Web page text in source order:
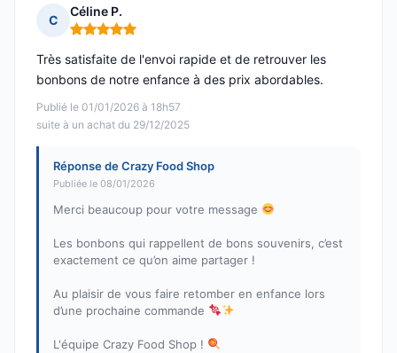
C
Céline P.
Note : 5 sur 5
Publié le 01/01/2026 à 18h57
suite à un achat du 29/12/2025
Très satisfaite de l'envoi rapide et de retrouver les
bonbons de notre enfance à des prix abordables.
Réponse de Crazy Food Shop
Publiée le 08/01/2026
Merci beaucoup pour votre message
Les bonbons qui rappellent de bons souvenirs, c’est
exactement ce qu’on aime partager !
Au plaisir de vous faire retomber en enfance lors
d’une prochaine commande
L'équipe Crazy Food Shop !